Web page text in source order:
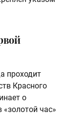
проходит
Красного
о
час»